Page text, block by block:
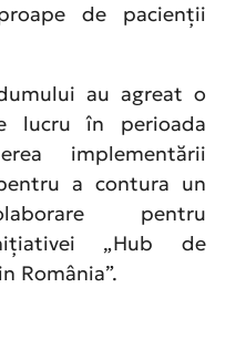
de pacienții
au agreat o
lucru în perioada
implementării
a contura un
pentru
„Hub de
România”.